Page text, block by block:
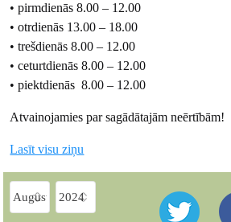
• pirmdienās 8.00 – 12.00
• otrdienās 13.00 – 18.00
• trešdienās 8.00 – 12.00
• ceturtdienās 8.00 – 12.00
• piektdienās 8.00 – 12.00
Atvainojamies par sagādātajām neērtībām!
Lasīt visu ziņu